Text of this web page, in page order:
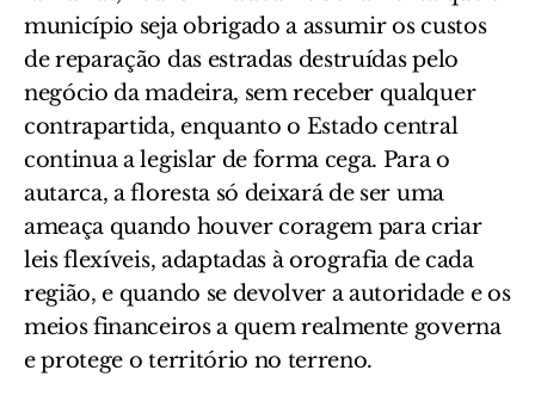
município seja obrigado a assumir os custos
de reparação das estradas destruídas pelo
negócio da madeira, sem receber qualquer
contrapartida, enquanto o Estado central
continua a legislar de forma cega. Para o
autarca, a floresta só deixará de ser uma
ameaça quando houver coragem para criar
leis flexíveis, adaptadas à orografia de cada
região, e quando se devolver a autoridade e os
meios financeiros a quem realmente governa
e protege o território no terreno.